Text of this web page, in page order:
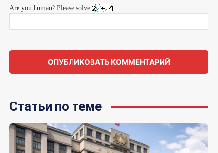
Are you human? Please solve:
Статьи по теме